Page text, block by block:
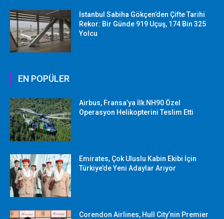
İstanbul Sabiha Gökçen’den Çifte Tarihi
Rekor: Bir Günde 919 Uçuş, 174 Bin 325
Yolcu
EN POPÜLER
Airbus, Fransa’ya İlk NH90 Özel
Operasyon Helikopterini Teslim Etti
Emirates, Çok Uluslu Kabin Ekibi İçin
Türkiye’de Yeni Adaylar Arıyor
Corendon Airlines, Hull City’nin Premier